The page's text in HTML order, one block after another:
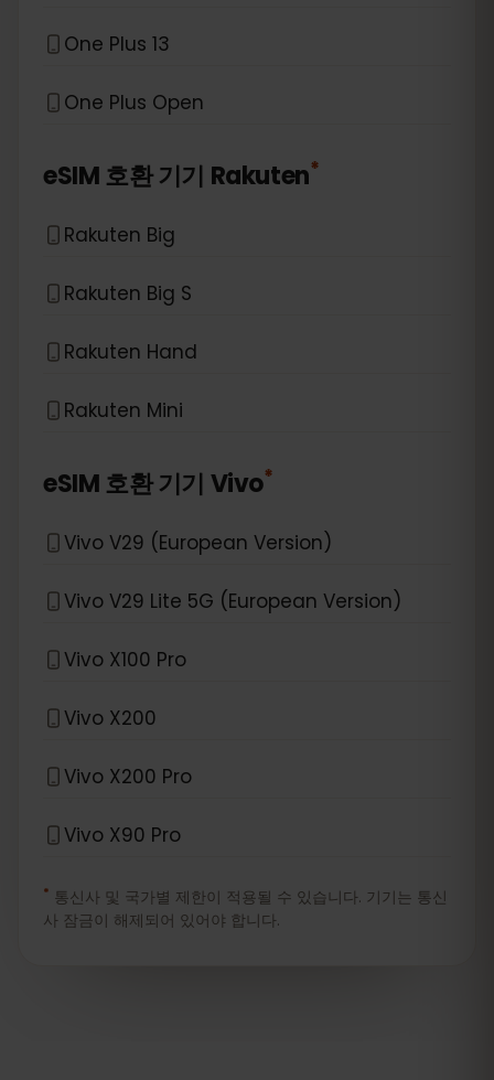
One Plus 13
One Plus Open
eSIM 호환 기기 Rakuten*
Rakuten Big
Rakuten Big S
Rakuten Hand
Rakuten Mini
eSIM 호환 기기 Vivo*
Vivo V29 (European Version)
Vivo V29 Lite 5G (European Version)
Vivo X100 Pro
Vivo X200
Vivo X200 Pro
Vivo X90 Pro
* 통신사 및 국가별 제한이 적용될 수 있습니다. 기기는 통신
사 잠금이 해제되어 있어야 합니다.